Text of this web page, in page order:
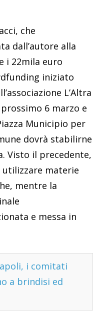
che
dall’autore alla
i 22mila euro
iniziato
L’Altra
6 marzo e
Municipio per
dovrà stabilirne
Visto il precedente,
utilizzare materie
mentre la
e messa in
i comitati
a brindisi ed